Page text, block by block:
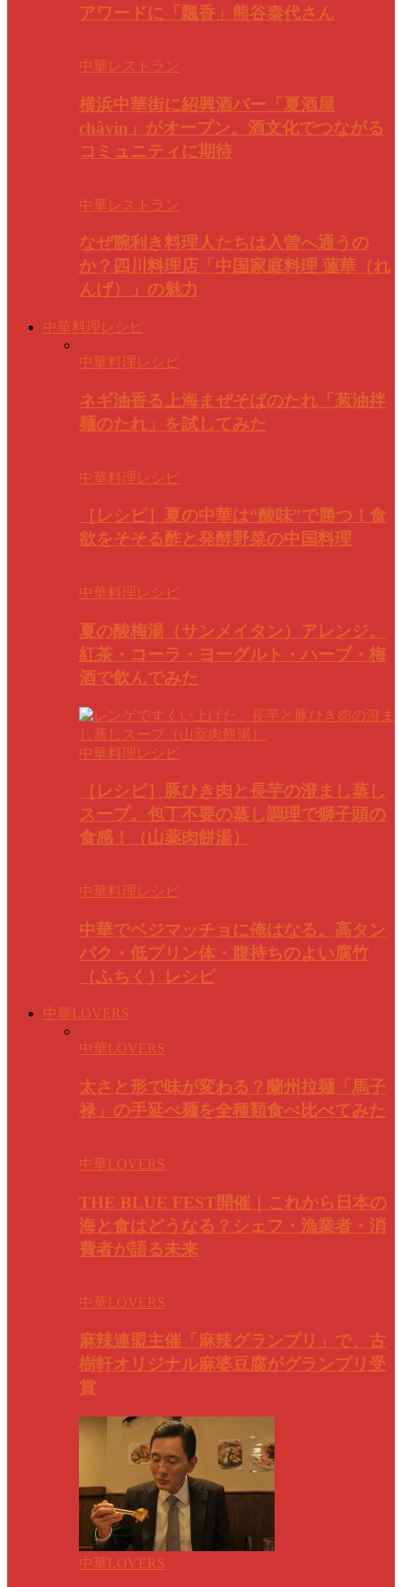
アワードに「飄香」熊谷泰代さん
中華レストラン
横浜中華街に紹興酒バー「夏酒屋
châvin」がオープン。酒文化でつながる
コミュニティに期待
中華レストラン
なぜ腕利き料理人たちは入曽へ通うの
か？四川料理店「中国家庭料理 蓮華（れ
んげ）」の魅力
中華料理レシピ
中華料理レシピ
ネギ油香る上海まぜそばのたれ「葱油拌
麺のたれ」を試してみた
中華料理レシピ
［レシピ］夏の中華は“酸味”で勝つ！食
欲をそそる酢と発酵野菜の中国料理
中華料理レシピ
夏の酸梅湯（サンメイタン）アレンジ。
紅茶・コーラ・ヨーグルト・ハーブ・梅
酒で飲んでみた
中華料理レシピ
［レシピ］豚ひき肉と長芋の澄まし蒸し
スープ。包丁不要の蒸し調理で獅子頭の
食感！（山薬肉餅湯）
中華料理レシピ
中華でベジマッチョに俺はなる。高タン
パク・低プリン体・腹持ちのよい腐竹
（ふちく）レシピ
中華LOVERS
中華LOVERS
太さと形で味が変わる？蘭州拉麺「馬子
禄」の手延べ麺を全種類食べ比べてみた
中華LOVERS
THE BLUE FEST開催｜これから日本の
海と食はどうなる？シェフ・漁業者・消
費者が語る未来
中華LOVERS
麻辣連盟主催「麻辣グランプリ」で、古
樹軒オリジナル麻婆豆腐がグランプリ受
賞
中華LOVERS